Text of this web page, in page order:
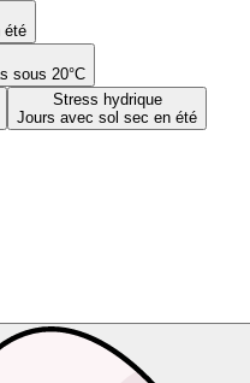
été
sous 20°C
Stress hydrique
Jours avec sol sec en été